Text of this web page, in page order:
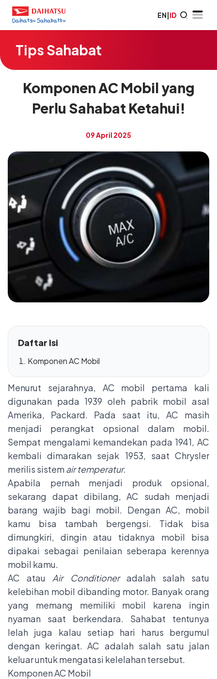
EN|ID
Tips Sahabat
Komponen AC Mobil yang
Perlu Sahabat Ketahui!
09 April 2025
Daftar Isi
Komponen AC Mobil
Menurut sejarahnya, AC mobil pertama kali
digunakan pada 1939 oleh pabrik mobil asal
Amerika, Packard. Pada saat itu, AC masih
menjadi perangkat opsional dalam mobil.
Sempat mengalami kemandekan pada 1941, AC
kembali dimarakan sejak 1953, saat Chrysler
merilis sistemair temperatur.
Apabila pernah menjadi produk opsional,
sekarang dapat dibilang, AC sudah menjadi
barang wajib bagi mobil. Dengan AC, mobil
kamu bisa tambah bergengsi. Tidak bisa
dimungkiri, dingin atau tidaknya mobil bisa
dipakai sebagai penilaian seberapa kerennya
mobil kamu.
AC atau Air Conditioneradalah salah satu
kelebihan mobil dibanding motor. Banyak orang
yang memang memiliki mobil karena ingin
nyaman saat berkendara. Sahabat tentunya
lelah juga kalau setiap hari harus bergumul
dengan keringat. AC adalah salah satu jalan
keluar untuk mengatasi kelelahan tersebut.
Komponen AC Mobil